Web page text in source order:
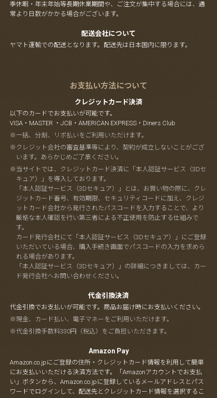
季休暇・年末年始等長期休業期間や、ご注文が集中する場合には、通
常より日数がかかる場合がございます。
配送会社について
ヤマト運輸での配送となります。配送先は日本国内に限ります。
お支払い方法について
クレジットカード決済
以下のカードでお支払いが可能です。
VISA・MASTER ・JCB・AMERICAN EXPRESS・Diners Club
※一括、分割、リボ払いをご利用いただけます。
※クレジット会社の審査基準等により、契約が成立しないことがござ
います。あらかじめご了承ください。
※当サイトでは、クレジットカード決済に「本人認証サービス（3Dセ
キュア）」を導入しております。
「本人認証サービス（3Dセキュア）」とは、お買い物の際に、クレ
ジットカード番号、有効期限、セキュリティコードに加え、クレジ
ットカード会社から発行されたパスコードを入力することで、より
厳格な本人確認を行い第三者による不正使用を防止する仕組みで
す。
カード発行会社にて「本人認証サービス（3Dセキュア）」にご登録
いただいている場合、購入手続き画面でパスコードの入力を求めら
れる場合があります。
「本人認証サービス（3Dセキュア）」の詳細につきましては、カー
ド発行会社へお問い合わせください。
代金引換決済
代金引換でお支払いが可能です。商品お届け時にお支払いください。
※現金、カード払い、電子マネーをご利用いただけます。
※代金引換手数料330円（税込）をご負担いただきます。
Amazon Pay
Amazon.co.jpにご登録の住所・クレジットカード情報を利用して簡単
にお支払いいただける決済方法です。「Amazonアカウントでお支払
い」ボタンから、Amazon.co.jpに登録しているメールアドレスとパス
ワードでログインして、配送先とクレジットカード情報を選択するこ